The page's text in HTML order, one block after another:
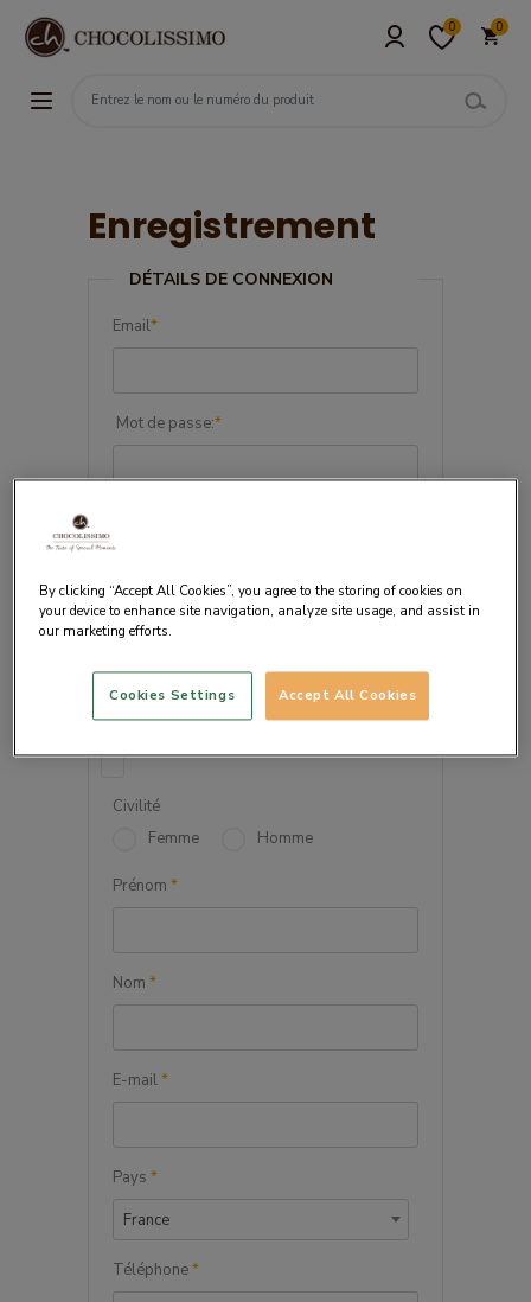
0 0
Enregistrement
DÉTAILS DE CONNEXION
Email*
Mot de passe:*
PERSONNELLES
Civilité
Femme
Homme
Prénom *
Nom *
E-mail*
Pays *
France
Téléphone*
By clicking “Accept All Cookies”, you agree to the storing of cookies on
your device to enhance site navigation, analyze site usage, and assist in
our marketing efforts.
Accept All Cookies
Cookies Settings